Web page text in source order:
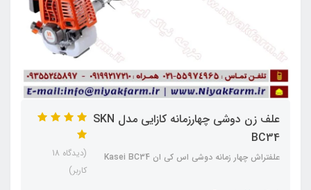
علف زن دوشی چهارزمانه کازایی مدل SKN
BC34
علفتراش چهار زمانه دوشی اس کی ان Kasei BC34
(دیدگاه 18
کاربر)